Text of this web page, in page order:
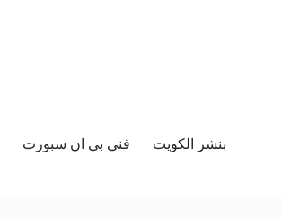
بنشر الكويت فني بي ان سبورت